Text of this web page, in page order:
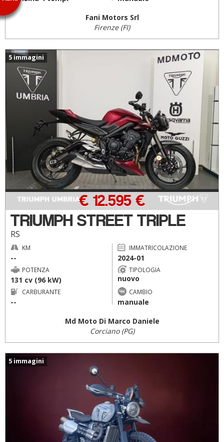
Fani Motors Srl
Firenze (FI)
5 immagini
TRIUMPH STREET TRIPLE
RS
€ 12.595 €
KM
--
IMMATRICOLAZIONE
2024-01
POTENZA
131 cv (96 kW)
TIPOLOGIA
nuovo
CARBURANTE
--
CAMBIO
manuale
Md Moto Di Marco Daniele
Corciano (PG)
5 immagini